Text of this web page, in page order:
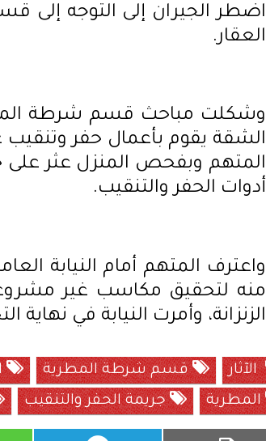
اضطر الجيران إلى التوجه إلى
العقار.
وشكلت مباحث قسم شرطة
الشقة يقوم بأعمال حفر وتنقيب
أدوات الحفر والتنقيب.
واعترف المتهم أمام النيابة
منه لتحقيق مكاسب غير
الزنزانة، وأمرت النيابة في نهاية
الآثار قسم شرطة المطرية
المطرية
جريمة الحفر والتنقيب